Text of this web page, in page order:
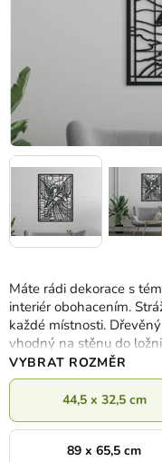
Máte rádi dekorace s
interiér obohacením.
každé místnosti.
vhodný na stěnu do
VYBRAT ROZMĚR
44,5 x 32,5 cm
89 x 65,5 cm